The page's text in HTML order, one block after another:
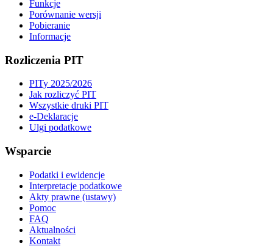
Funkcje
Porównanie wersji
Pobieranie
Informacje
Rozliczenia PIT
PITy 2025/2026
Jak rozliczyć PIT
Wszystkie druki PIT
e-Deklaracje
Ulgi podatkowe
Wsparcie
Podatki i ewidencje
Interpretacje podatkowe
Akty prawne (ustawy)
Pomoc
FAQ
Aktualności
Kontakt